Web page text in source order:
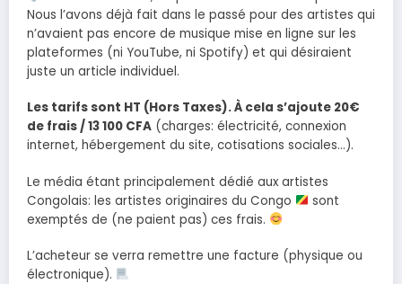
Nous l’avons déjà fait dans le passé pour des artistes qui
n’avaient pas encore de musique mise en ligne sur les
plateformes (ni YouTube, ni Spotify) et qui désiraient
juste un article individuel.
Les tarifs sont HT (Hors Taxes). À cela s’ajoute 20€
de frais / 13 100 CFA (charges: électricité, connexion
internet, hébergement du site, cotisations sociales…).
Le média étant principalement dédié aux artistes
Congolais: les artistes originaires du Congo
sont
exemptés de (ne paient pas) ces frais.
L’acheteur se verra remettre une facture (physique ou
électronique).